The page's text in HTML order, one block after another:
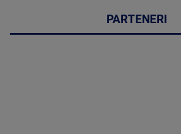
PARTENERI